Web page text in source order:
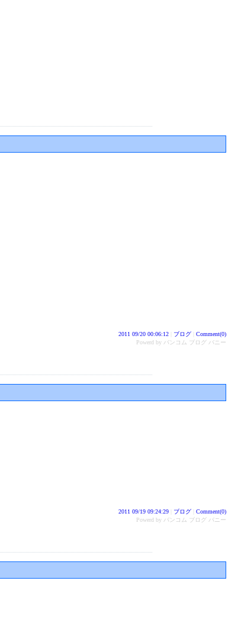
2011 09/20 00:06:12 ブログ
Comment(0)
Powerd by バンコム ブログ バニー
2011 09/19 09:24:29 ブログ
Comment(0)
Powerd by バンコム ブログ バニー